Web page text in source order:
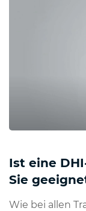
Ist eine
Sie
Wie bei allen